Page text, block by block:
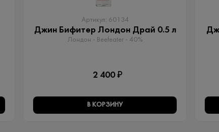
Артикул: 60134
Джин Бифитер Лондон Драй 0.5 л
Лондон - Beefeater - 40%
2 400 ₽
В КОРЗИНУ